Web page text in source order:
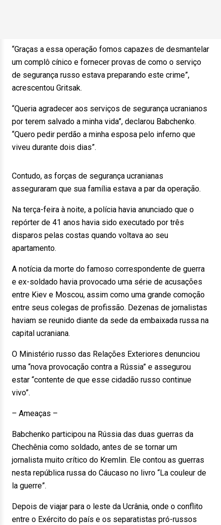
“Graças a essa operação fomos capazes de desmantelar
um complô cínico e fornecer provas de como o serviço
de segurança russo estava preparando este crime”,
acrescentou Gritsak.
“Queria agradecer aos serviços de segurança ucranianos
por terem salvado a minha vida”, declarou Babchenko.
“Quero pedir perdão a minha esposa pelo inferno que
viveu durante dois dias”.
Contudo, as forças de segurança ucranianas
asseguraram que sua família estava a par da operação.
Na terça-feira à noite, a polícia havia anunciado que o
repórter de 41 anos havia sido executado por três
disparos pelas costas quando voltava ao seu
apartamento.
A notícia da morte do famoso correspondente de guerra
e ex-soldado havia provocado uma série de acusações
entre Kiev e Moscou, assim como uma grande comoção
entre seus colegas de profissão. Dezenas de jornalistas
haviam se reunido diante da sede da embaixada russa na
capital ucraniana.
O Ministério russo das Relações Exteriores denunciou
uma “nova provocação contra a Rússia” e assegurou
estar “contente de que esse cidadão russo continue
vivo”.
– Ameaças –
Babchenko participou na Rússia das duas guerras da
Chechênia como soldado, antes de se tornar um
jornalista muito crítico do Kremlin. Ele contou as guerras
nesta república russa do Cáucaso no livro “La couleur de
la guerre”.
Depois de viajar para o leste da Ucrânia, onde o conflito
entre o Exército do país e os separatistas pró-russos